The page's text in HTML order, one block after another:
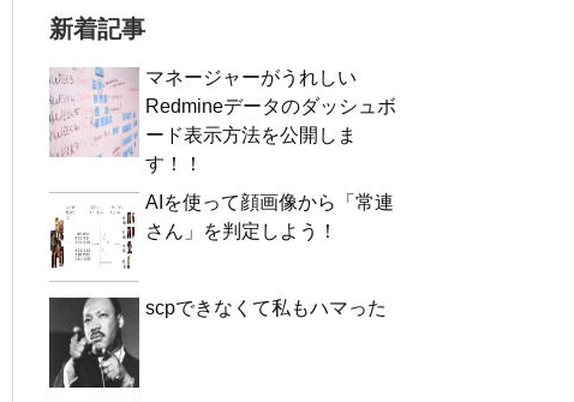
新着記事
マネージャーがうれしい
Redmineデータのダッシュボ
ード表示方法を公開しま
す！！
AIを使って顔画像から「常連
さん」を判定しよう！
scpできなくて私もハマった